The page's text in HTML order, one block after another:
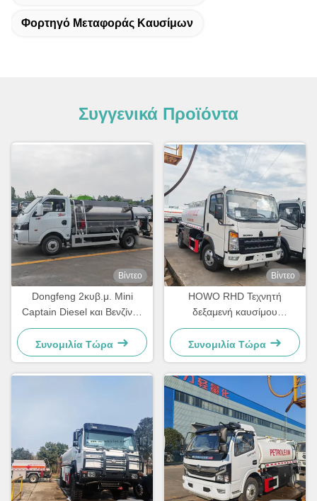
Φορτηγό Μεταφοράς Καυσίμων
Συγγενικά Προϊόντα
Βίντεο
Dongfeng 2κυβ.μ. Mini
Captain Diesel και Βενζίνης
Φορτηγό Διανομέας
Καυσίμων
Συνομιλία Τώρα
Βίντεο
HOWO RHD Τεχνητή
δεξαμενή καυσίμου
Διανεμητήρας καυσίμου
Bowser Εφοδιασμός με
καύσιμο Μεταφορικό
φορτηγό
Συνομιλία Τώρα